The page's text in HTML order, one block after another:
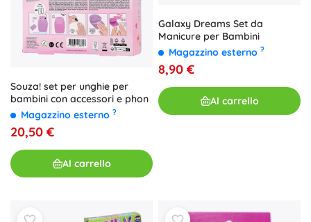
Souza! set per unghie per
bambini con accessori e phon
Magazzino esterno ?
20,50 €
Al carrello
Galaxy Dreams Set da
Manicure per Bambini
Magazzino esterno ?
8,90 €
Al carrello